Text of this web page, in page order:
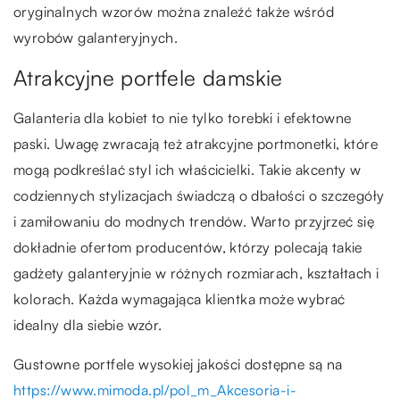
oryginalnych wzorów można znaleźć także wśród
wyrobów galanteryjnych.
Atrakcyjne portfele damskie
Galanteria dla kobiet to nie tylko torebki i efektowne
paski. Uwagę zwracają też atrakcyjne portmonetki, które
mogą podkreślać styl ich właścicielki. Takie akcenty w
codziennych stylizacjach świadczą o dbałości o szczegóły
i zamiłowaniu do modnych trendów. Warto przyjrzeć się
dokładnie ofertom producentów, którzy polecają takie
gadżety galanteryjnie w różnych rozmiarach, kształtach i
kolorach. Każda wymagająca klientka może wybrać
idealny dla siebie wzór.
Gustowne portfele wysokiej jakości dostępne są na
https://www.mimoda.pl/pol_m_Akcesoria-i-